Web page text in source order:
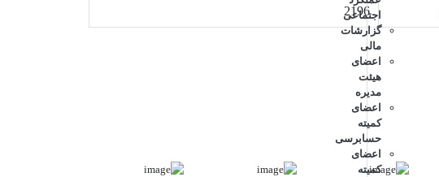
اجتماعی
گزارشات
مالی
اعضای
هیئت
مدیره
اعضای
کمیته
حسابرسی
اعضای
کمیته
2196